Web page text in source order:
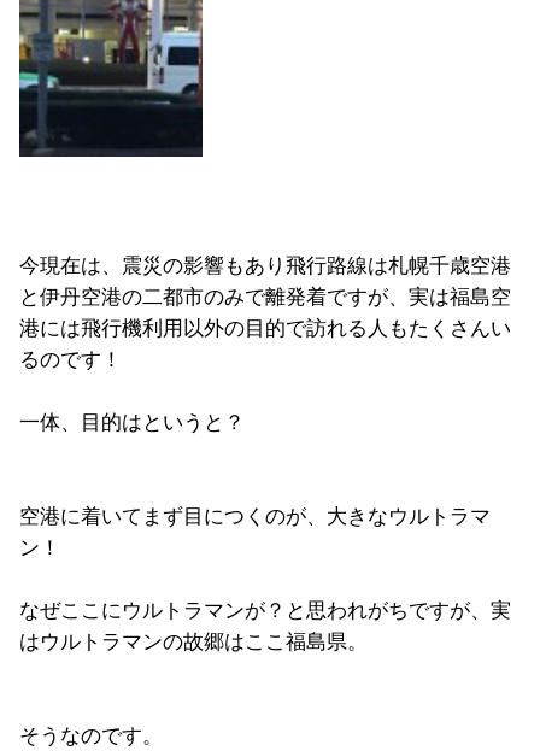
今現在は、震災の影響もあり飛行路線は札幌千歳空港
と伊丹空港の二都市のみで離発着ですが、実は福島空
港には飛行機利用以外の目的で訪れる人もたくさんい
るのです！
一体、目的はというと？
空港に着いてまず目につくのが、大きなウルトラマ
ン！
なぜここにウルトラマンが？と思われがちですが、実
はウルトラマンの故郷はここ福島県。
そうなのです。